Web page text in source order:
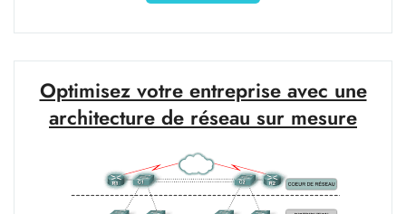
l’expertise
pour
une
connectivité
optimale"
Optimisez votre entreprise avec une
architecture de réseau sur mesure